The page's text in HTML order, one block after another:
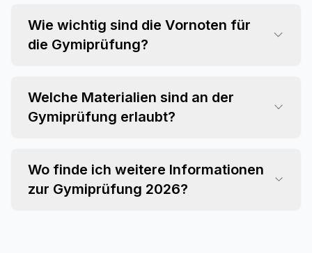
Wie wichtig sind die Vornoten für
die Gymiprüfung?
Welche Materialien sind an der
Gymiprüfung erlaubt?
Wo finde ich weitere Informationen
zur Gymiprüfung 2026?